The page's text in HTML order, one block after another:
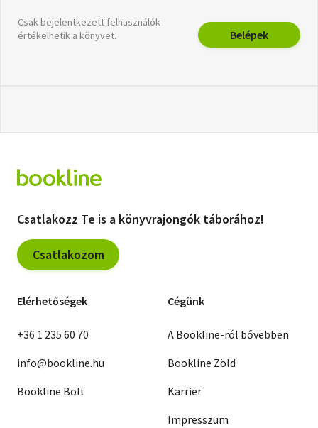
Csak bejelentkezett felhasználók
értékelhetik a könyvet.
Belépek
Csatlakozz Te is a könyvrajongók táborához!
Csatlakozom
Elérhetőségek
+36 1 235 60 70
info@bookline.hu
Bookline Bolt
Cégünk
A Bookline-ról bővebben
Bookline Zöld
Karrier
Impresszum